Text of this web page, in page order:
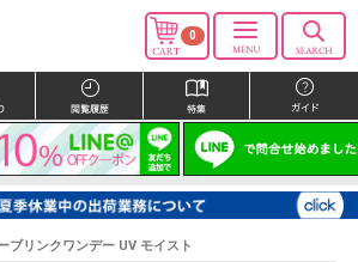
0
ブリンクワンデー UV モイスト